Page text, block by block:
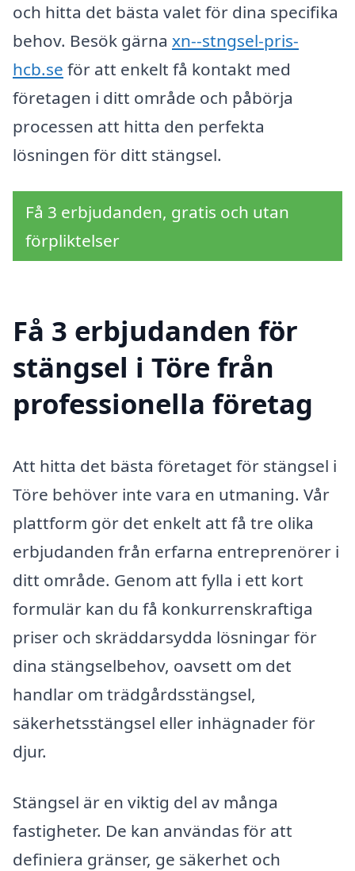
och hitta det bästa valet för dina specifika
behov. Besök gärna xn--stngsel-pris-
hcb.se för att enkelt få kontakt med
företagen i ditt område och påbörja
processen att hitta den perfekta
lösningen för ditt stängsel.
Få 3 erbjudanden, gratis och utan
förpliktelser
Få 3 erbjudanden för
stängsel i Töre från
professionella företag
Att hitta det bästa företaget för stängsel i
Töre behöver inte vara en utmaning. Vår
plattform gör det enkelt att få tre olika
erbjudanden från erfarna entreprenörer i
ditt område. Genom att fylla i ett kort
formulär kan du få konkurrenskraftiga
priser och skräddarsydda lösningar för
dina stängselbehov, oavsett om det
handlar om trädgårdsstängsel,
säkerhetsstängsel eller inhägnader för
djur.
Stängsel är en viktig del av många
fastigheter. De kan användas för att
definiera gränser, ge säkerhet och